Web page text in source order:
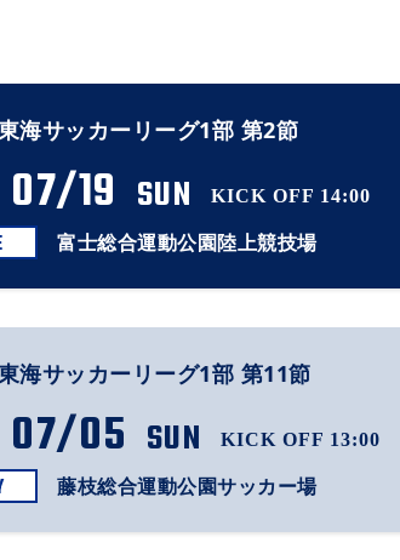
海サッカーリーグ1部 第2節
07/19 SUN KICK OFF 14:00
富士総合運動公園陸上競技場
海サッカーリーグ1部 第11節
07/05 SUN KICK OFF 13:00
藤枝総合運動公園サッカー場